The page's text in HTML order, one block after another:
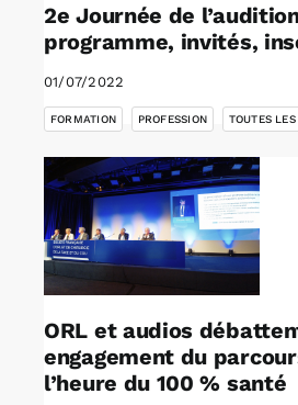
2e Journée de
programme, invités,
01/07/2022
FORMATION PROFESSION TOUTES
ORL et audios
engagement du
l’heure du 100 % santé